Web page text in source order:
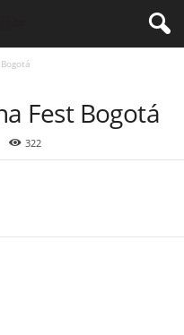
Fest Bogotá
322